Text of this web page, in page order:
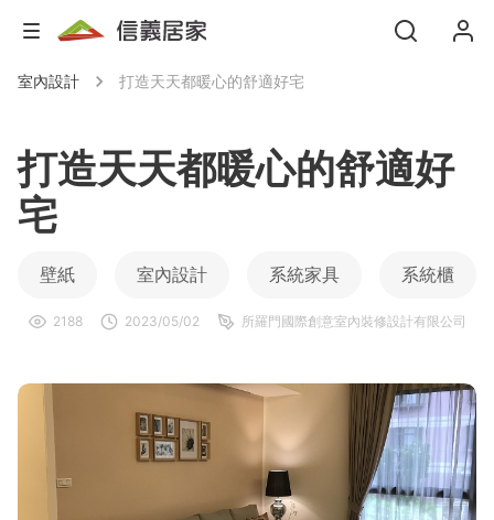
室內設計 打造天天都暖心的舒適好宅
打造天天都暖心的舒適好
宅
壁紙 室內設計 系統家具 系統櫃
2188 2023/05/02 所羅門國際創意室內裝修設計有限公司